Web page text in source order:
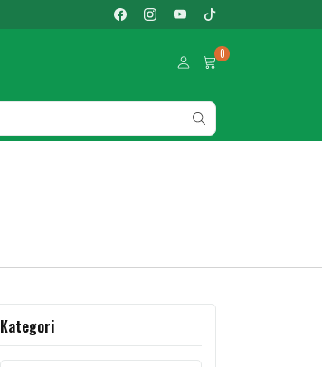
0
Kategori
Kategori